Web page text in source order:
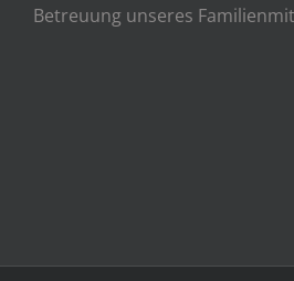
Betreuung unseres